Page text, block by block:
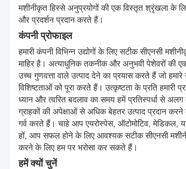
मशीनीकृत हिस्से अनुप्रयोगों की एक विस्तृत श्रृंखला के
और प्रदर्शन प्रदान करते हैं।
कंपनी प्रोफाइल
हमारी कंपनी विभिन्न उद्योगों के लिए सटीक सीएनसी
माहिर है। अत्याधुनिक तकनीक और अनुभवी पेशेवरों की
उच्च गुणवत्ता वाले उत्पाद देने का प्रयास करते हैं जो हमारे
विशिष्टताओं को पूरा करते हैं। उत्कृष्टता के प्रति हमारी
ध्यान और त्वरित बदलाव का समय हमें प्रतिस्पर्धा से
ग्राहकों की अपेक्षाओं से अधिक बेहतर उत्पाद प्रदान करने
गर्व करते हैं। चाहे आप एयरोस्पेस, ऑटोमोटिव, मेडिकल,
हों, आप सफल होने के लिए आवश्यक सटीक सीएनसी
करने के लिए हम पर भरोसा कर सकते हैं।
हमें क्यों चुनें